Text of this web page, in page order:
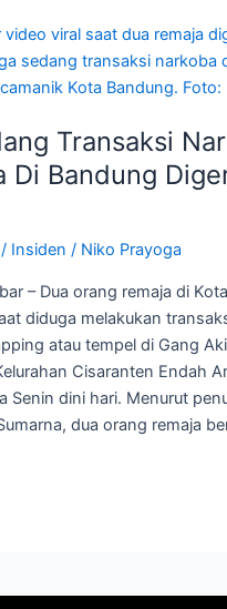
Transaksi
Di Bandung
/ Insiden / Niko Prayoga
– Dua orang remaja di
diduga melakukan
atau tempel di Gang
Cisaranten Endah
Senin dini hari. Menurut
dua orang remaja